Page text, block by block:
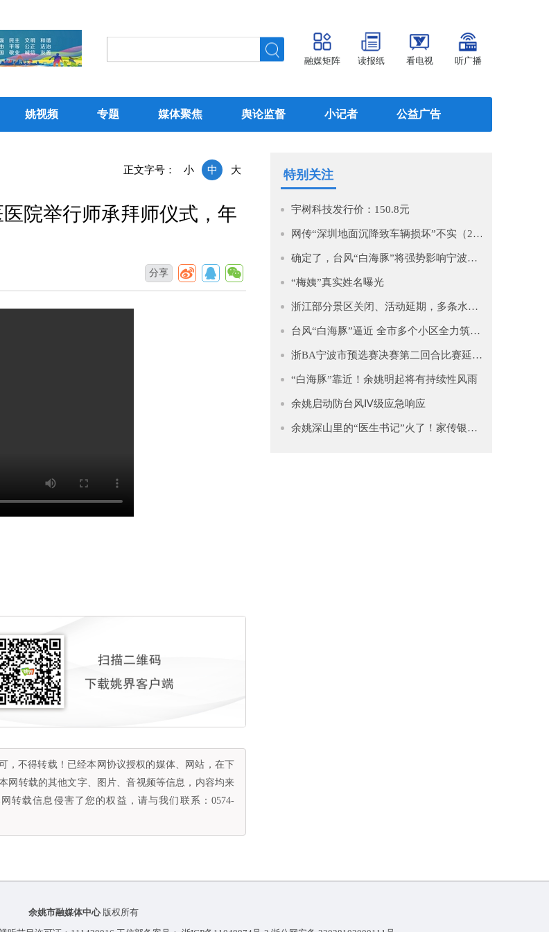
融媒矩阵 读报纸 看电视 听广播
姚视频 专题 媒体聚焦 舆论监督 小记者 公益广告
正文字号： 小 中 大
院举行师承拜师仪式，年
分享
，不得转载！已经本网协议授权的媒体、网站，在下
网转载的其他文字、图片、音视频等信息，内容均来
转载信息侵害了您的权益，请与我们联系：0574-
特别关注
宇树科技发行价：150.8元
网传“深圳地面沉降致车辆损坏”不实（2026·08·06）
确定了，台风“白海豚”将强势影响宁波！即将进入48小时警戒线！预计影响时间长，风大雨强，宁波启动IV级防台风应急响应！
“梅姨”真实姓名曝光
浙江部分景区关闭、活动延期，多条水上航班停航！台风“白海豚”今晨5时位于温州市偏东方向约1360公里的西北太平洋上
台风“白海豚”逼近 全市多个小区全力筑牢安全防线
浙BA宁波市预选赛决赛第二回合比赛延期公告
“白海豚”靠近！余姚明起将有持续性风雨
余姚启动防台风Ⅳ级应急响应
余姚深山里的“医生书记”火了！家传银针+遍访名师，患者遍布宁波、绍兴、杭州……
余姚市融媒体中心版权所有